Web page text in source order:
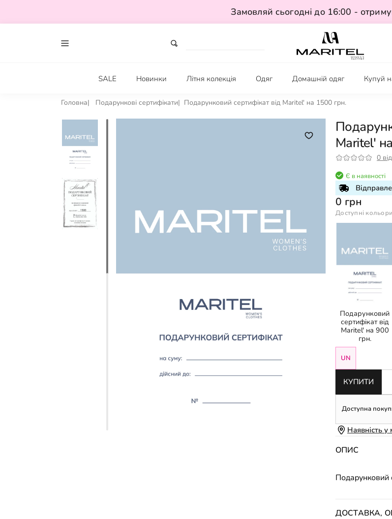
Замовляй сьогодні до 16:00 -
SALE Новинки Літня колекція Одяг Домашній одяг Купуй
Головна Подарункові сертифікати Подарунковий сертифікат від Maritel' на 1500 грн.
Maritel'
0
Є в наявності
Доступні
Подарунковий
сертифікат від
Maritel' на 900
грн.
UN
0 грн
КУПИТИ
Доступна
Наявність у
ОПИС
Подарунковий
ДОСТАВКА,